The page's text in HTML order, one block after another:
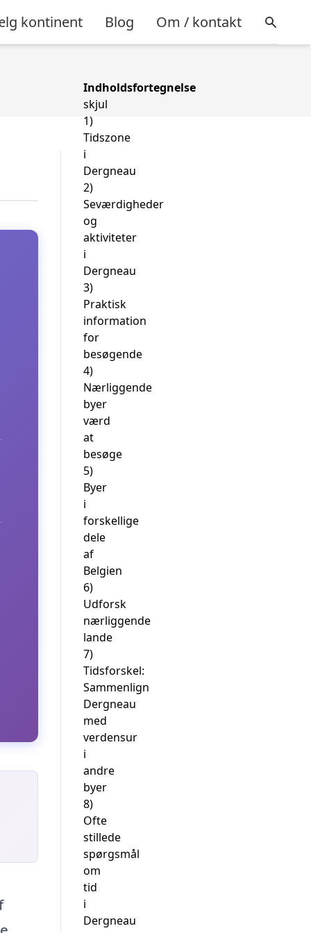
kontinent Blog Om / kontakt
Indholdsfortegnelse
skjul
1)
Tidszone
i
Dergneau
2)
Seværdigheder
og
aktiviteter
i
Dergneau
3)
Praktisk
information
for
besøgende
4)
Nærliggende
byer
værd
at
besøge
5)
Byer
i
forskellige
dele
af
Belgien
6)
Udforsk
nærliggende
lande
7)
Tidsforskel:
Sammenlign
Dergneau
med
verdensur
i
andre
byer
8)
Ofte
stillede
spørgsmål
om
tid
i
Dergneau